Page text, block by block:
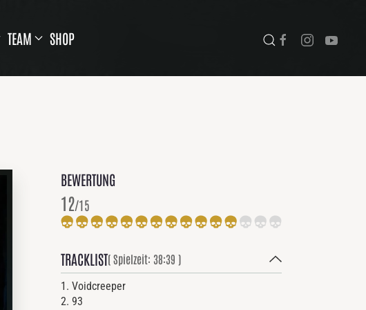
TEAM SHOP
BEWERTUNG
12/15
TRACKLIST( Spielzeit: 38:39 )
1. Voidcreeper
2. 93